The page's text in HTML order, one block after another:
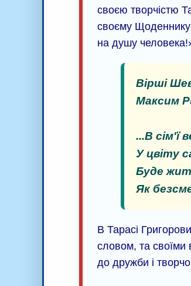
своєю творчістю
своєму Щоденнику
на душу
Вірші
Максим
...В сім'ї
У цвіту
Буде
Як
В Тарасі
словом, та своїми
до дружби і